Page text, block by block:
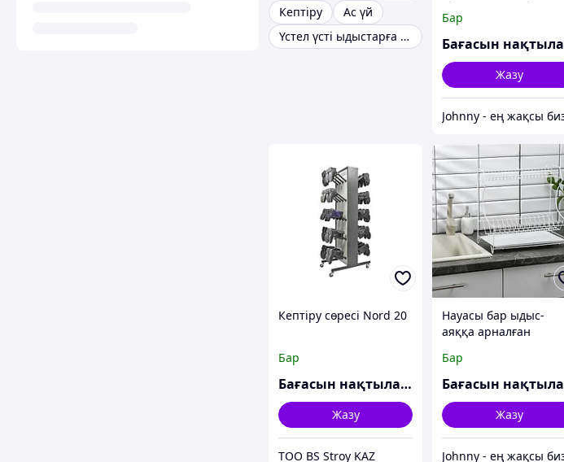
Кептіру
Ас үй
Үстел үсті ыдыстарға арналған кептіргіштер
Бар
Жазу
Кептіру сөресі Nord 20
Бар
Бағасын нақтылаңыз
Жазу
ТОО BS Stroy KAZ
Науасы бар ыдыс-
аяққа арналған
үстел үсті-қабырғаға
орнатылатын,
39,5×25×38 см, ақ
Бар
Жазу